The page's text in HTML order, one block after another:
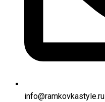
info@ramkovkastyle.ru